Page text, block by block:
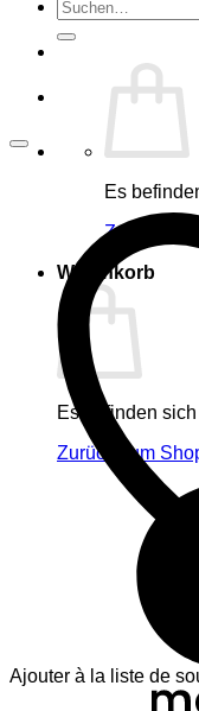
Suche
nach:
Es
Zurück
Warenkorb
Es befinden
Zurück zum
Ajouter à la liste de